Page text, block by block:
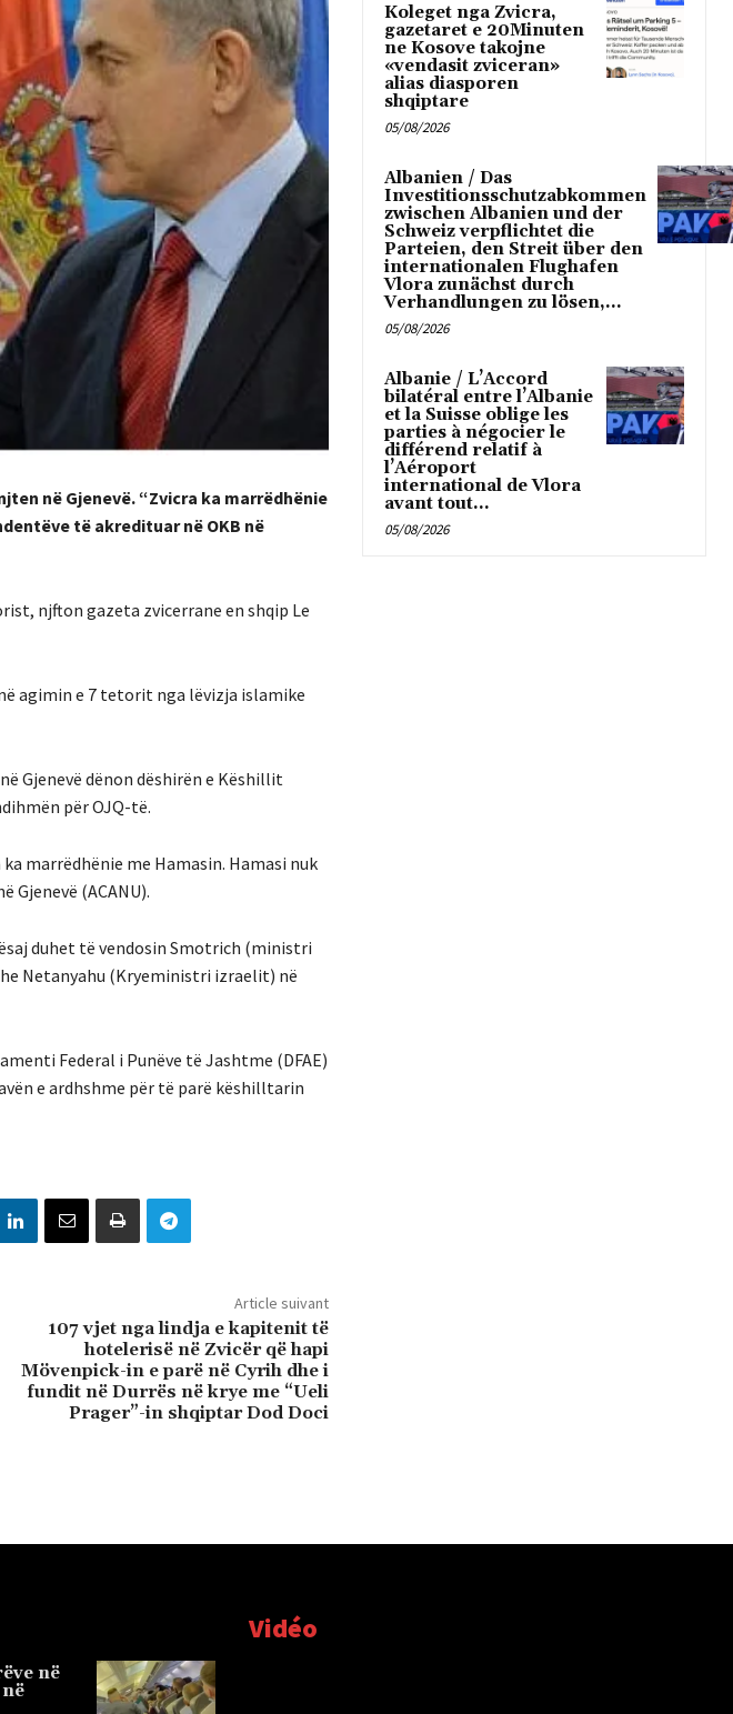
në Gjenevë.“Zvicra ka marrëdhënie
të akredituar në OKB në
njfton gazeta zvicerrane en shqip Le
agimin e 7 tetorit nga lëvizja islamike
Gjenevë dënon dëshirën e Këshillit
për OJQ-të.
ka marrëdhënie me Hamasin. Hamasi nuk
(ACANU).
duhet të vendosin Smotrich (ministri
Netanyahu (Kryeministri izraelit) në
Federal i Punëve të Jashtme (DFAE)
e ardhshme për të parë këshilltarin
Article suivant
107 vjet nga lindja e kapitenit të
hotelerisë në Zvicër që hapi
Mövenpick-in e parë në Cyrih dhe i
fundit në Durrës në krye me “Ueli
Prager”-in shqiptar Dod Doci
Koleget nga Zvicra,
gazetaret e 20Minuten
ne Kosove takojne
«vendasit zviceran»
alias diasporen
shqiptare
05/08/2026
Albanien / Das
Investitionsschutzabkommen
zwischen Albanien und der
Schweiz verpflichtet die
Parteien, den Streit über den
internationalen Flughafen
Vlora zunächst durch
Verhandlungen zu lösen,...
05/08/2026
Albanie / L’Accord
bilatéral entre l’Albanie
et la Suisse oblige les
parties à négocier le
différend relatif à
l’Aéroport
international de Vlora
avant tout...
05/08/2026
në
Vidéo